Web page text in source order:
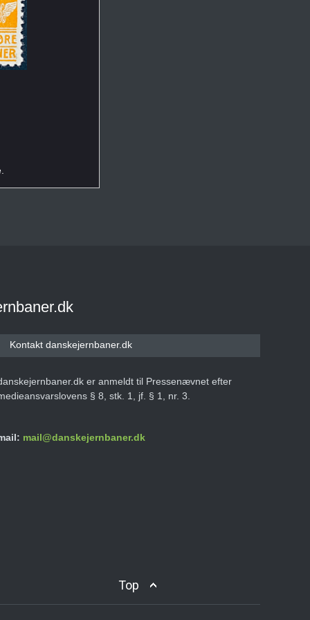
Kontakt danskejernbaner.dk
er anmeldt til Pressenævnet efter
§ 8, stk. 1, jf. § 1, nr. 3.
mail@danskejernbaner.dk
Top